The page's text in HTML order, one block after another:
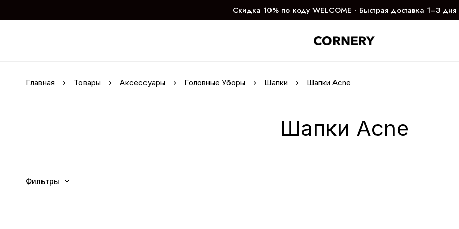
Скидка 10% по коду WELCOME ∙ Быстрая доставка 1–3 дня
Главная Товары Аксессуары Головные Уборы Шапки Шапки Acne
Шапки Acne
Фильтры